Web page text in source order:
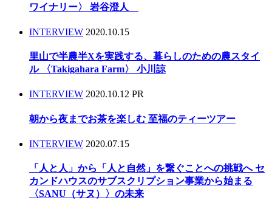
ワイナリー〉 岩谷澄人
INTERVIEW 2020.10.15
里山で半農半Xを実践する、暮らしのための農スタイ
ル 〈Takigahara Farm〉 小川諒
INTERVIEW 2020.10.12 PR
朝から夜までお茶を楽しむ 至福のティーツアー
INTERVIEW 2020.07.15
「人と人」から「人と自然」を繋ぐことへの挑戦へ セ
カンドハウスのサブスクリプション事業から始まる
〈SANU（サヌ）〉の未来